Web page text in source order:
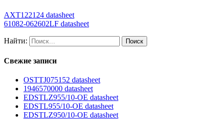
AXT122124 datasheet
61082-062602LF datasheet
Найти:
Свежие записи
OSTTJ075152 datasheet
1946570000 datasheet
EDSTLZ955/10-OE datasheet
EDSTL955/10-OE datasheet
EDSTLZ950/10-OE datasheet